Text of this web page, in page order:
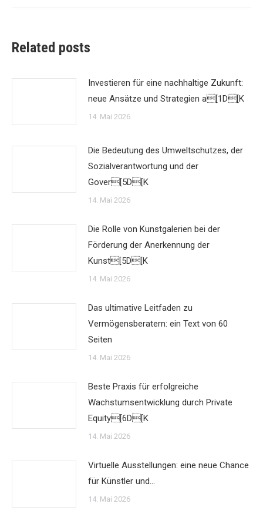
Related posts
Investieren für eine nachhaltige Zukunft:
neue Ansätze und Strategien a[1D[K
14. Mai 2026
Die Bedeutung des Umweltschutzes, der
Sozialverantwortung und der
Gover[5D[K
14. Mai 2026
Die Rolle von Kunstgalerien bei der
Förderung der Anerkennung der
Kunst[5D[K
14. Mai 2026
Das ultimative Leitfaden zu
Vermögensberatern: ein Text von 60
Seiten
14. Mai 2026
Beste Praxis für erfolgreiche
Wachstumsentwicklung durch Private
Equity[6D[K
14. Mai 2026
Virtuelle Ausstellungen: eine neue Chance
für Künstler und…
14. Mai 2026